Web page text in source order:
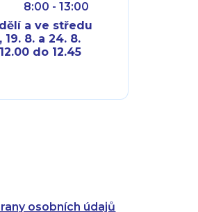
osobních údajů
8:00 - 13:00
a ve středu
19. 8. a 24. 8.
do 12.45